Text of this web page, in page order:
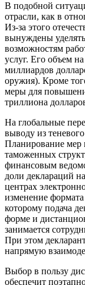
В подобной
отрасли, как в
Из-за этого
вынуждены
возможностям
услуг. Его объем
миллиардов
оружия). Кроме
меры для
триллиона
На глобальные
выводу из
Планирование мер
таможенных
финансовым
доли деклараций
центрах
изменение
которому подача
форме и
занимается
При этом
напрямую
Выбор в пользу
обеспечит